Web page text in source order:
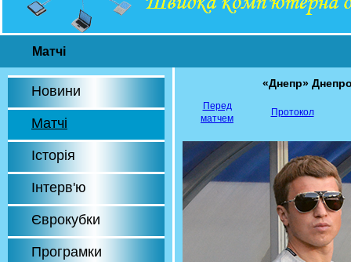
Матчі
Новини
Матчі
Історія
Інтерв'ю
Єврокубки
Програмки
«Днепр»
Перед
матчем
Протокол